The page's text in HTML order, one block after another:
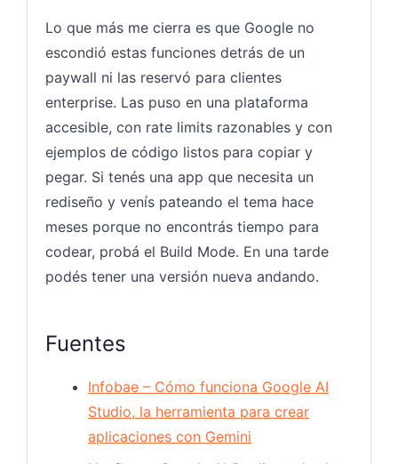
Lo que más me cierra es que Google no
escondió estas funciones detrás de un
paywall ni las reservó para clientes
enterprise. Las puso en una plataforma
accesible, con rate limits razonables y con
ejemplos de código listos para copiar y
pegar. Si tenés una app que necesita un
rediseño y venís pateando el tema hace
meses porque no encontrás tiempo para
codear, probá el Build Mode. En una tarde
podés tener una versión nueva andando.
Fuentes
Infobae – Cómo funciona Google AI
Studio, la herramienta para crear
aplicaciones con Gemini